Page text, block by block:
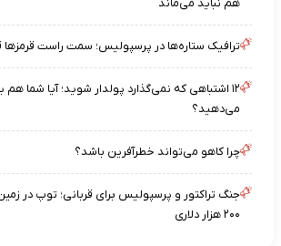
هم نباید می‌ماند
ترافیک ستاره‌ها در پرسپولیس؛ سمت راست
۱۲ اشتباهی که نمی‌گذارد پولدار شوید؛ آیا شما هم
می‌دهید؟
چرا کاهو می‌تواند خطرآفرین باشد؟
جنگ تراکتور و پرسپولیس برای قربانی؛ توپ در
۲۰۰ هزار دلاری